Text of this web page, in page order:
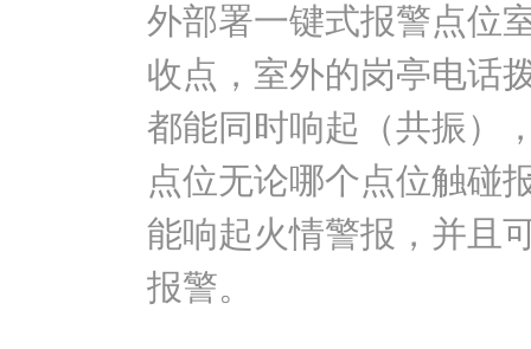
外部署一键式报警点位
收点，室外的岗亭电话
都能同时响起（共振）
点位无论哪个点位触碰
能响起火情警报，并且
报警。